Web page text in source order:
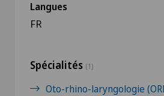
Langues
FR
Spécialités (1)
Oto-rhino-laryngologie